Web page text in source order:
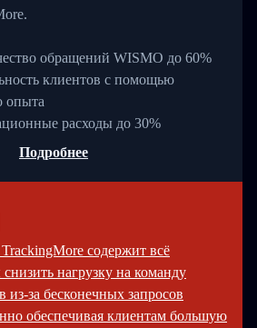
обращений WISMO до 60%
клиентов с помощью
опыта
расходы до 30%
Подробнее
содержит всё
нагрузку на команду
за бесконечных запросов
обеспечивая клиентам большую